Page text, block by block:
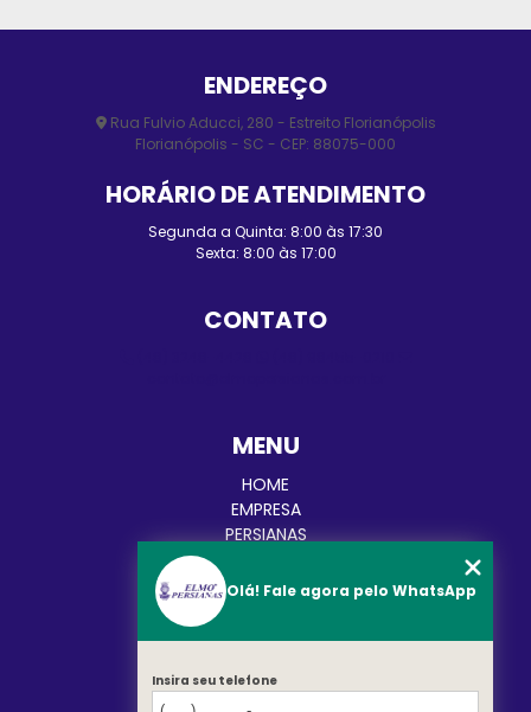
ENDEREÇO
Rua Fulvio Aducci, 280 - Estreito Florianópolis
Florianópolis - SC - CEP: 88075-000
HORÁRIO DE ATENDIMENTO
Segunda a Quinta: 8:00 às 17:30
Sexta: 8:00 às 17:00
CONTATO
MENU
HOME
EMPRESA
PERSIANAS
TOLDOS
MAPA DO SITE
Olá! Fale agora pelo WhatsApp
Insira seu telefone